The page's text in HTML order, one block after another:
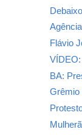
Flávio
BA:
Grêmio